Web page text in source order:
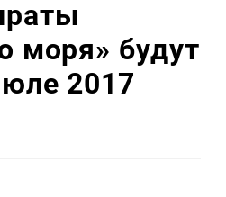
моря» будут
2017